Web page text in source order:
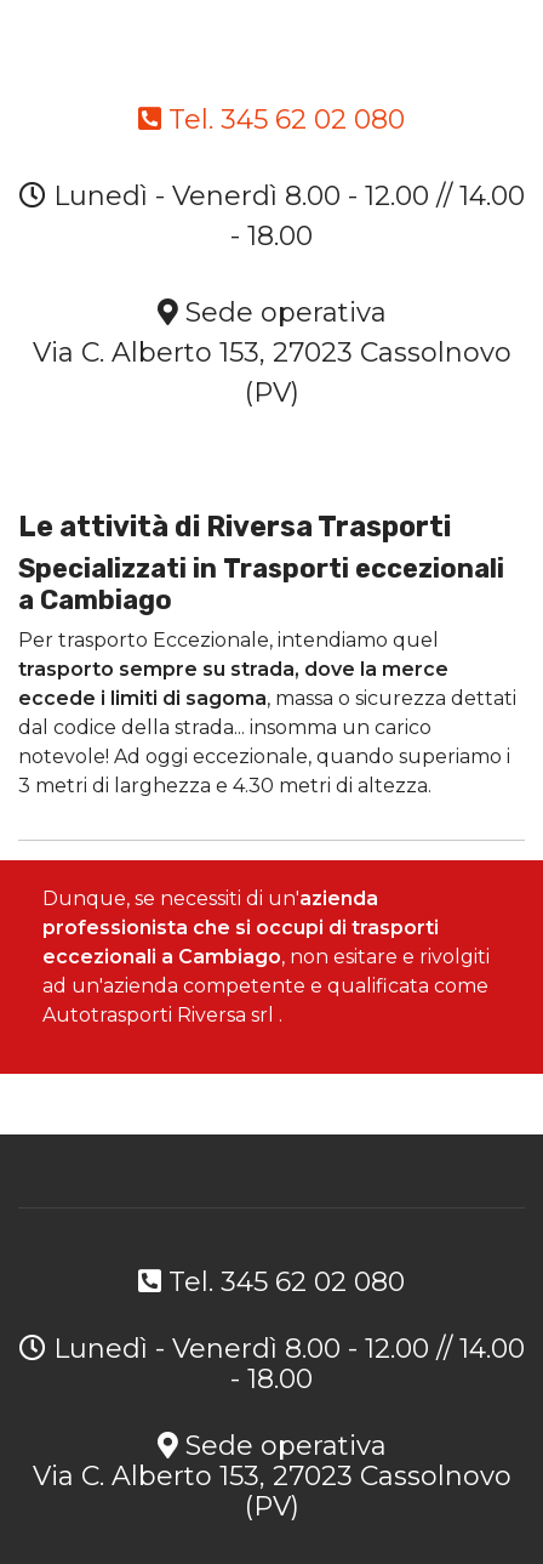
Tel. 345 62 02 080
Lunedì - Venerdì 8.00 - 12.00 // 14.00
- 18.00
Sede operativa
Via C. Alberto 153, 27023 Cassolnovo
(PV)
Le attività di Riversa Trasporti
Specializzati in Trasporti eccezionali
a Cambiago
Per trasporto Eccezionale, intendiamo quel
trasporto sempre su strada, dove la merce
eccede i limiti di sagoma, massa o sicurezza dettati
dal codice della strada... insomma un carico
notevole! Ad oggi eccezionale, quando superiamo i
3 metri di larghezza e 4.30 metri di altezza.
Dunque, se necessiti di un'azienda
professionista che si occupi di trasporti
eccezionali a Cambiago, non esitare e rivolgiti
ad un'azienda competente e qualificata come
Autotrasporti Riversa srl .
Tel. 345 62 02 080
Lunedì - Venerdì 8.00 - 12.00 // 14.00
- 18.00
Sede operativa
Via C. Alberto 153, 27023 Cassolnovo
(PV)